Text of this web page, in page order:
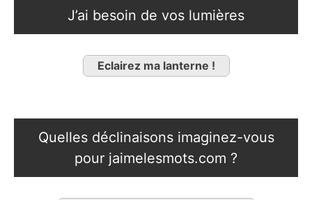
J’ai besoin de vos lumières
Eclairez ma lanterne !
Quelles déclinaisons imaginez-vous
pour jaimelesmots.com ?